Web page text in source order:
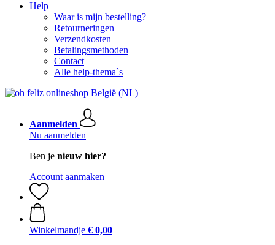
Help
Waar is mijn bestelling?
Retourneringen
Verzendkosten
Betalingsmethoden
Contact
Alle help-thema`s
Aanmelden
Nu aanmelden
Ben je nieuw hier?
Account aanmaken
Winkelmandje € 0,00